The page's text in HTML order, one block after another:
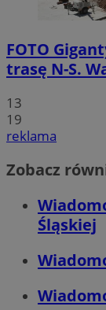
FOTO
trasę N-S.
13
19
reklama
Zobacz
Śląskiej